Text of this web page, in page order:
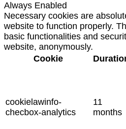
Always Enabled
Necessary cookies are
website to function properly.
basic functionalities and
website, anonymously.
Cookie
cookielawinfo-
checbox-analytics
11
months